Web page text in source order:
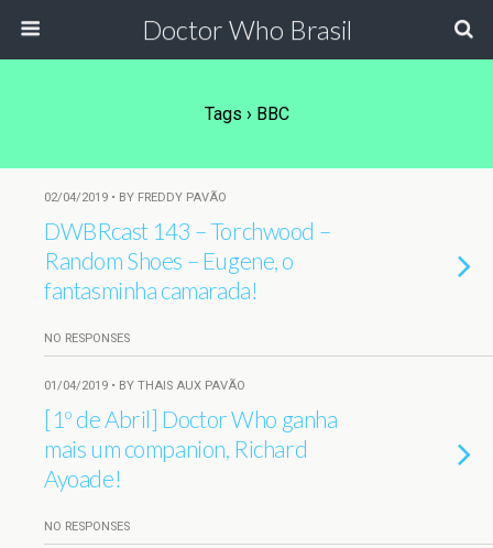
Doctor Who Brasil
Tags › BBC
02/04/2019 • BY FREDDY PAVÃO
DWBRcast 143 – Torchwood –
Random Shoes – Eugene, o
fantasminha camarada!
NO RESPONSES
01/04/2019 • BY THAIS AUX PAVÃO
[1º de Abril] Doctor Who ganha
mais um companion, Richard
Ayoade!
NO RESPONSES